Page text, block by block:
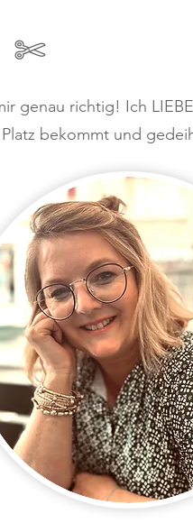
✄
genau richtig! Ich
bekommt und